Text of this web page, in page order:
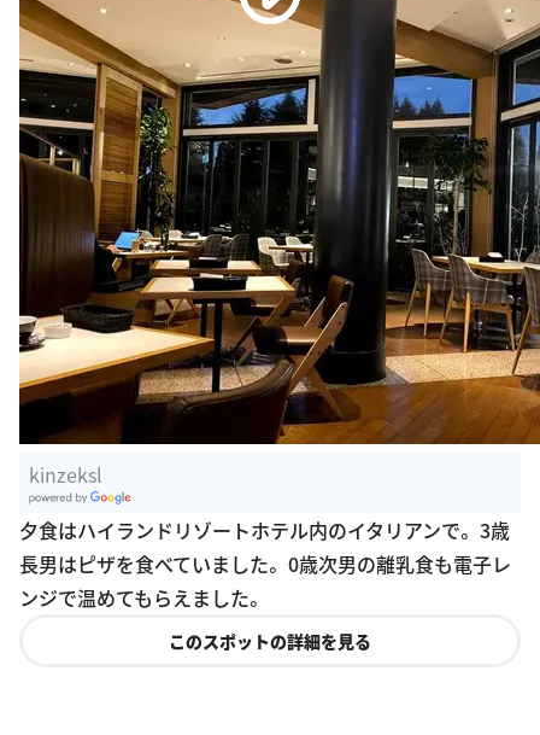
kinzeksl
oogle Plac
es
夕食はハイランドリゾートホテル内のイタリアンで。 3歳
長男はピザを食べていました。 0歳次男の離乳食も電子レ
ンジで温めてもらえました。
このスポットの詳細を見る